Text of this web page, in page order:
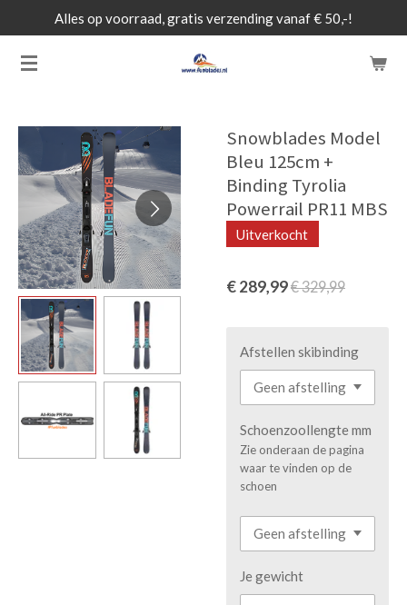
direct
naar
Alles op voorraad, gratis verzending vanaf € 50,-!
Snowblades Model
Bleu 125cm +
Binding Tyrolia
Powerrail PR11 MBS
Uitverkocht
€ 289,99€ 329,99
Afstellen skibinding
Schoenzoollengte mm
Zie onderaan de pagina
waar te vinden op de
schoen
Je gewicht